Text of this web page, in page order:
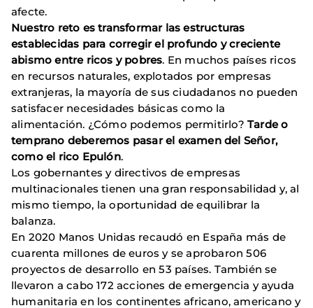
afecte.
Nuestro reto es transformar las estructuras
establecidas para corregir el profundo y creciente
abismo entre ricos y pobres. En muchos países ricos
en recursos naturales, explotados por empresas
extranjeras, la mayoría de sus ciudadanos no pueden
satisfacer necesidades básicas como la
alimentación. ¿Cómo podemos permitirlo?Tarde o
temprano deberemos pasar el examen del Señor,
como el rico Epulón.
Los gobernantes y directivos de empresas
multinacionales tienen una gran responsabilidad y, al
mismo tiempo, la oportunidad de equilibrar la
balanza.
En 2020 Manos Unidas recaudó en España más de
cuarenta millones de euros y se aprobaron 506
proyectos de desarrollo en 53 países. También se
llevaron a cabo 172 acciones de emergencia y ayuda
humanitaria en los continentes africano, americano y